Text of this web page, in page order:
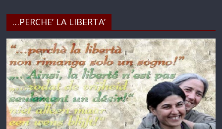
…PERCHE’ LA LIBERTA’